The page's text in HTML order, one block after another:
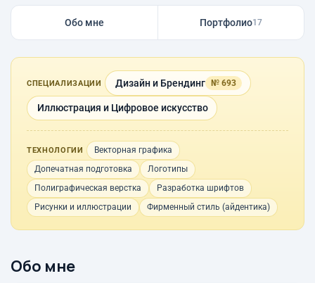
Обо мне Портфолио17
СПЕЦИАЛИЗАЦИИ Дизайн и Брендинг № 693
Иллюстрация и Цифровое искусство
ТЕХНОЛОГИИ
Векторная графика
Допечатная подготовка
Логотипы
Полиграфическая верстка
Разработка шрифтов
Рисунки и иллюстрации
Фирменный стиль (айдентика)
Обо мне